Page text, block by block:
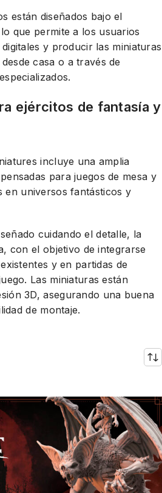
están diseñados bajo el
que permite a los usuarios
y producir las miniaturas
casa o a través de
ejércitos de fantasía y
incluye una amplia
para juegos de mesa y
en universos fantásticos y
cuidando el detalle, la
con el objetivo de integrarse
y en partidas de
Las miniaturas están
3D, asegurando una buena
de montaje.